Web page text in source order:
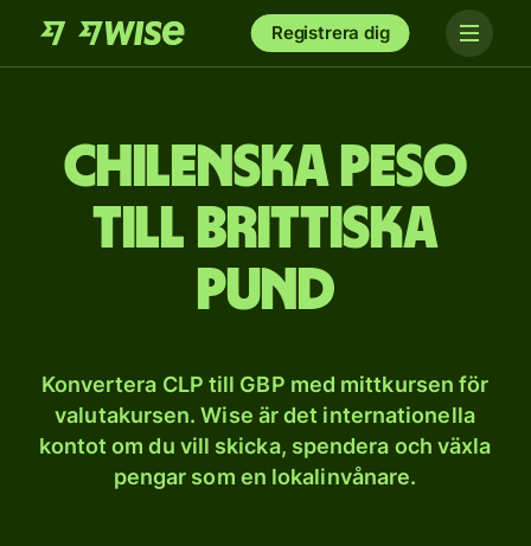
Registrera dig
Chilenska peso
till brittiska
pund
Konvertera CLP till GBP med mittkursen för
valutakursen. Wise är det internationella
kontot om du vill skicka, spendera och växla
pengar som en lokalinvånare.